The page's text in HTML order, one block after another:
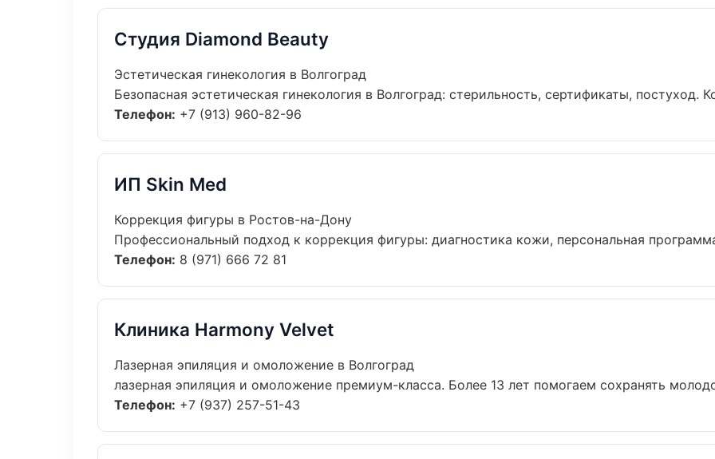
Студия Diamond Beauty
Эстетическая гинекология в Волгоград
Безопасная эстетическая гинекология в Волгоград: стерильность, сертификаты, постуход.
Телефон: +7 (913) 960-82-96
ИП Skin Med
Коррекция фигуры в Ростов-на-Дону
Профессиональный подход к коррекция фигуры: диагностика кожи, персональная
Телефон: 8 (971) 666 72 81
Клиника Harmony Velvet
Лазерная эпиляция и омоложение в Волгоград
лазерная эпиляция и омоложение премиум-класса. Более 13 лет помогаем сохранять
Телефон: +7 (937) 257-51-43